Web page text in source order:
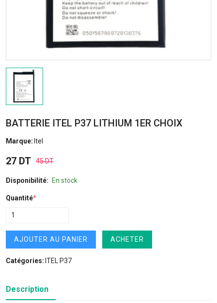
BATTERIE ITEL P37 LITHIUM 1ER CHOIX
Marque: Itel
27 DT 45 DT
Disponibilité: En stock
Quantité*
AJOUTER AU PANIER ACHETER
Catégories: ITEL P37
Description